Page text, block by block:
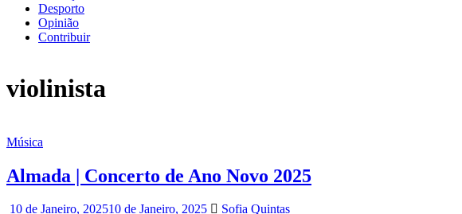
Desporto
Opinião
Contribuir
violinista
Música
Almada | Concerto de Ano Novo 2025
10 de Janeiro, 202510 de Janeiro, 2025
Sofia Quintas